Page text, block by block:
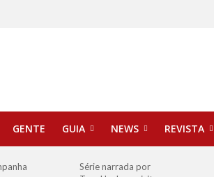
GENTE GUIA NEWS REVISTA
Série narrada por